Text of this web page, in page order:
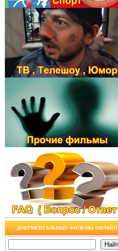
ДОКУМЕНТАЛЬНЫЕ ФИЛЬМЫ ОНЛАЙН